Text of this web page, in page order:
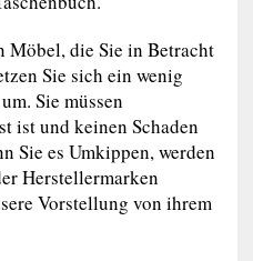
Möbel, die Sie in Betracht
Sie sich ein wenig
Sie müssen
ist und keinen Schaden
Sie es Umkippen, werden
Herstellermarken
Vorstellung von ihrem